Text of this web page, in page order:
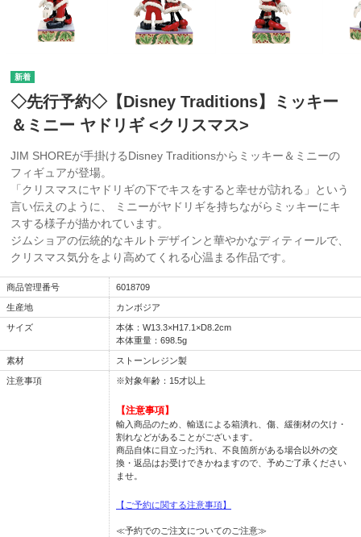
◇先行予約◇【Disney Traditions】ミッキー
＆ミニー ヤドリギ <クリスマス>
JIM SHOREが手掛けるDisney Traditionsからミッキー＆ミニーの
フィギュアが登場。
「クリスマスにヤドリギの下でキスをすると幸せが訪れる」という
言い伝えのように、 ミニーがヤドリギを持ちながらミッキーにキ
スする様子が描かれています。
ジムショアの伝統的なキルトデザインと華やかなディティールで、
クリスマス気分をより高めてくれる心温まる作品です。
商品管理番号 6018709
生産地 カンボジア
サイズ
本体：W13.3×H17.1×D8.2cm
本体重量：698.5g
素材 ストーンレジン製
注意事項 ※対象年齢：15才以上
【注意事項】
輸入商品のため、輸送による箱潰れ、傷、緩衝材の欠け・
割れなどがあることがございます。
商品自体に目立った汚れ、不良箇所がある場合以外の交
換・返品はお受けできかねますので、予めご了承ください
ませ。
【ご予約に関する注意事項】
≪予約でのご注文についてのご注意≫